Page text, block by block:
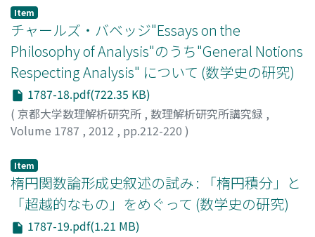
Item
チャールズ・バベッジ"Essays on the
Philosophy of Analysis"のうち"General Notions
Respecting Analysis" について (数学史の研究)
1787-18.pdf(722.35 KB)
( 京都大学数理解析研究所 , 数理解析研究所講究録 ,
Volume 1787 , 2012 , pp.212-220 )
Item
楕円関数論形成史叙述の試み : 「楕円積分」と
「超越的なもの」をめぐって (数学史の研究)
1787-19.pdf(1.21 MB)